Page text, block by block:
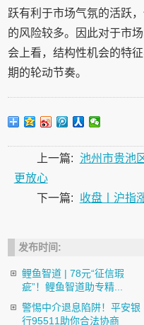
跃有利于市场气氛的活跃
的风险较多。因此对于市
会上看，结构性机会的特
期的轮动节奏。
上一篇: 池州市贵池
更放心
下一篇:
收盘丨沪指
发布时间:
鲤鱼智道 | 78元“征信瑕
疵”！鲤鱼智道助专精...
警惕中介退息陷阱！平安银
行95511助你合法协商